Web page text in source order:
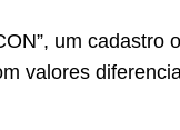
um cadastro
valores